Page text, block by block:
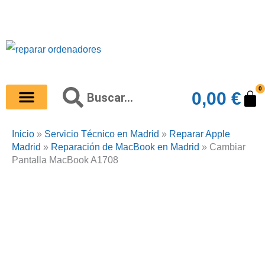
contenido
BuscarBuscar 0,00 €
0
Inicio » Servicio Técnico en Madrid » Reparar Apple
Madrid » Reparación de MacBook en Madrid » Cambiar
Pantalla MacBook A1708